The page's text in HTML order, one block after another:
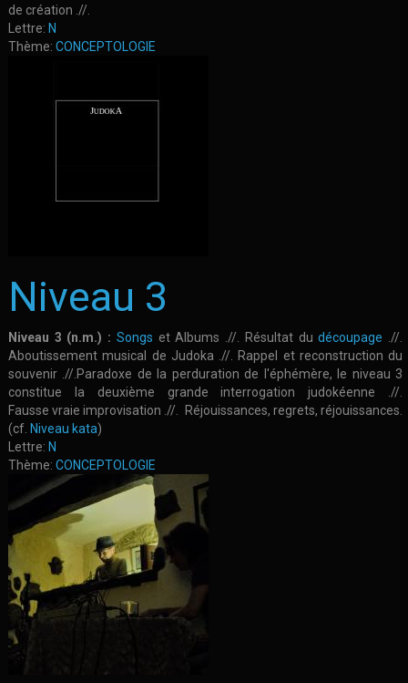
de création .//.
Lettre: N
Thème: CONCEPTOLOGIE
Niveau 3
Niveau 3 (n.m.) : Songs et Albums .//. Résultat dudécoupage .//.
Aboutissement musical de Judoka .//. Rappel et reconstruction du
souvenir .//.Paradoxe de la perduration de l'éphémère, le niveau 3
constitue la deuxième grande interrogation judokéenne .//.
Fausse vraie improvisation .//. Réjouissances, regrets, réjouissances.
(cf. Niveau kata)
Lettre: N
Thème: CONCEPTOLOGIE